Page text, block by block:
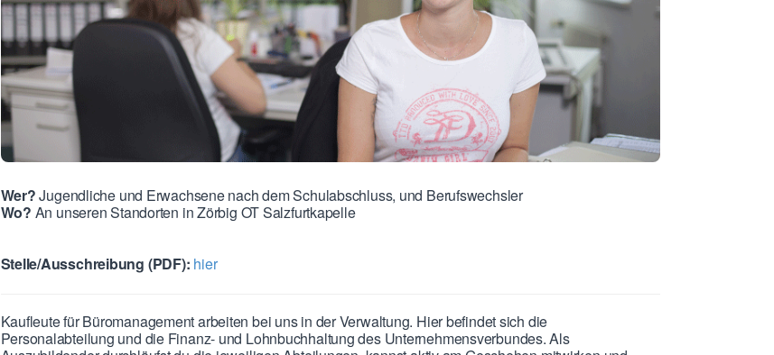
Wer?Jugendliche und Erwachsene nach dem Schulabschluss, und Berufswechsler
Wo? An unseren Standorten in Zörbig OT Salzfurtkapelle
Stelle/Ausschreibung (PDF): hier
Kaufleute für Büromanagement arbeiten bei uns in der Verwaltung. Hier befindet sich die
Personalabteilung und die Finanz- und Lohnbuchhaltung des Unternehmensverbundes. Als